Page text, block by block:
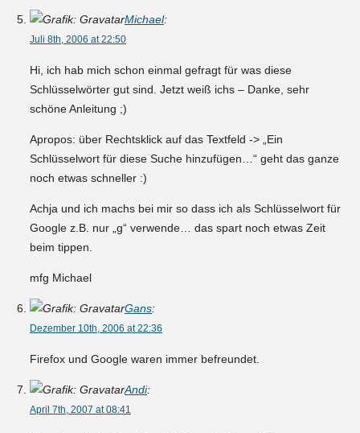
Michael:
Juli 8th, 2006 at 22:50
Hi, ich hab mich schon einmal gefragt für was diese
Schlüsselwörter gut sind. Jetzt weiß ichs – Danke, sehr
schöne Anleitung ;)
Apropos: über Rechtsklick auf das Textfeld -> „Ein
Schlüsselwort für diese Suche hinzufügen…“ geht das ganze
noch etwas schneller :)
Achja und ich machs bei mir so dass ich als Schlüsselwort für
Google z.B. nur „g“ verwende… das spart noch etwas Zeit
beim tippen.
mfg Michael
Gans:
Dezember 10th, 2006 at 22:36
Firefox und Google waren immer befreundet.
Andi:
April 7th, 2007 at 08:41